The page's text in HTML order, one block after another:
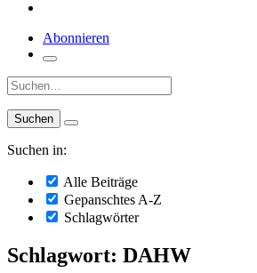
Abonnieren
Suche:
Suchen in:
Alle Beiträge
Gepanschtes A-Z
Schlagwörter
Schlagwort: DAHW